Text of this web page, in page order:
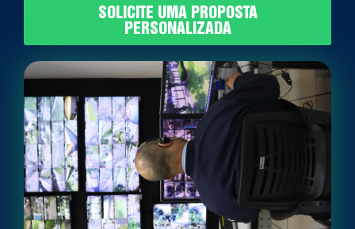
SOLICITE UMA PROPOSTA
PERSONALIZADA